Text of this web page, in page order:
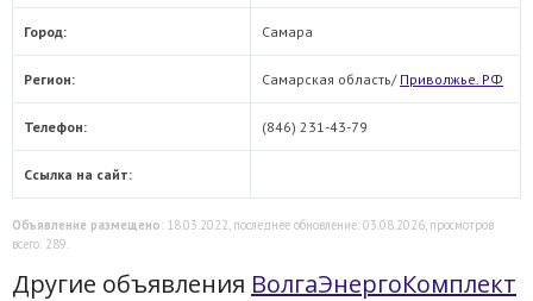
Город: Самара
Регион: Самарская область/ Приволжье. РФ
Телефон: (846) 231-43-79
Ссылка на сайт:
Объявление размещено: 18.03.2022, последнее обновление: 03.08.2026, просмотров
всего: 289.
Другие объявления ВолгаЭнергоКомплект